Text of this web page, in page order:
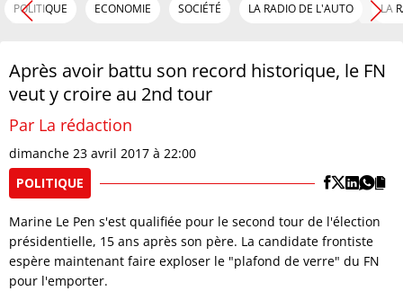
POLITIQUE ECONOMIE SOCIÉTÉ LA RADIO DE L'AUTO LA
Après avoir battu son record historique, le FN
veut y croire au 2nd tour
Par La rédaction
dimanche 23 avril 2017 à 22:00
POLITIQUE
Marine Le Pen s'est qualifiée pour le second tour de l'élection
présidentielle, 15 ans après son père. La candidate frontiste
espère maintenant faire exploser le "plafond de verre" du FN
pour l'emporter.